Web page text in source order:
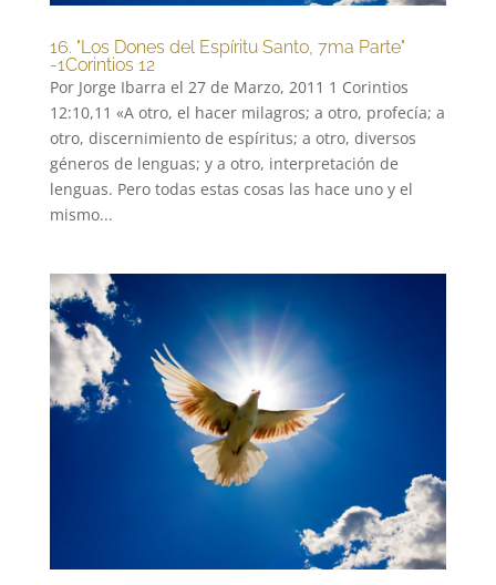
16. "Los Dones del Espíritu Santo, 7ma Parte"
-1Corintios 12
Por Jorge Ibarra el 27 de Marzo, 2011 1 Corintios
12:10,11 «A otro, el hacer milagros; a otro, profecía; a
otro, discernimiento de espíritus; a otro, diversos
géneros de lenguas; y a otro, interpretación de
lenguas. Pero todas estas cosas las hace uno y el
mismo...